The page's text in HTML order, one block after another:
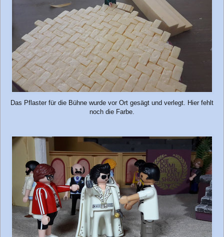
Das Pflaster für die Bühne wurde vor Ort gesägt und verlegt. Hier fehlt
noch die Farbe.